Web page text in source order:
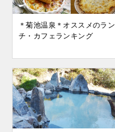
＊菊池温泉＊オススメのラン
チ・カフェランキング